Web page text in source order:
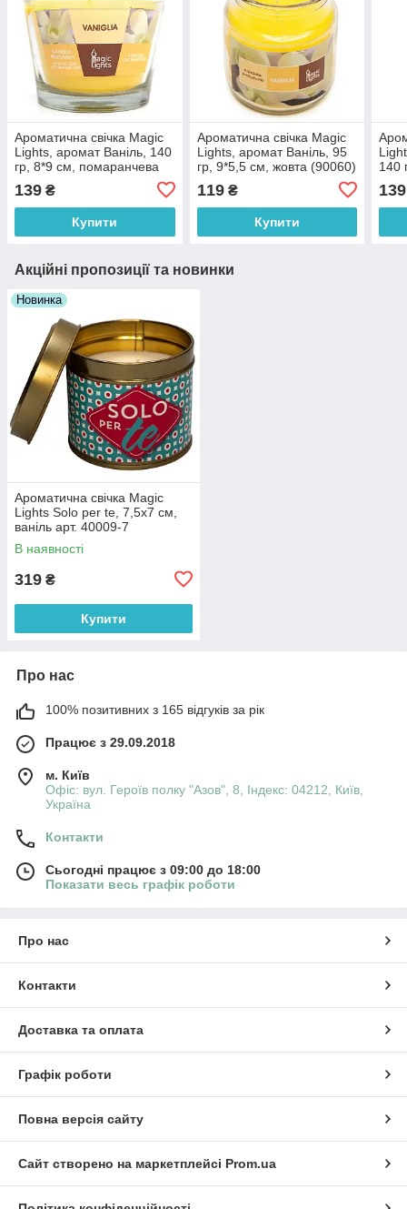
Ароматична свічка Magic
Lights, аромат Ваніль, 140
гр, 8*9 см, помаранчева
139 ₴
Купити
Ароматична свічка Magic
Lights, аромат Ваніль, 95
гр, 9*5,5 см, жовта (90060)
119₴
Купити
140
139
Акційні пропозиції та новинки
Новинка
Ароматична свічка Magic
Lights Solo per te, 7,5x7 см,
ваніль арт. 40009-7
В наявності
319 ₴
Купити
Про нас
100% позитивних з 165 відгуків за рік
Працює з 29.09.2018
м. Київ
Офіс: вул. Героїв полку "Азов", 8, Індекс: 04212, Київ,
Україна
Контакти
Сьогодні працює з 09:00 до 18:00
Показати весь графік роботи
Про нас
Контакти
Доставка та оплата
Графік роботи
Повна версія сайту
Сайт створено на маркетплейсі Prom.ua